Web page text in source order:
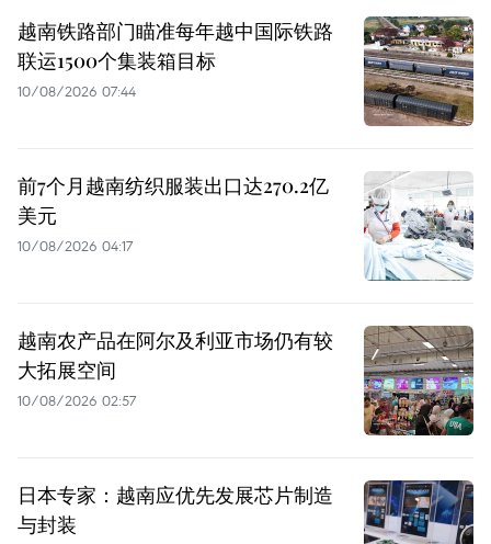
越南铁路部门瞄准每年越中国际铁路
联运1500个集装箱目标
10/08/2026 07:44
前7个月越南纺织服装出口达270.2亿
美元
10/08/2026 04:17
越南农产品在阿尔及利亚市场仍有较
大拓展空间
10/08/2026 02:57
日本专家：越南应优先发展芯片制造
与封装